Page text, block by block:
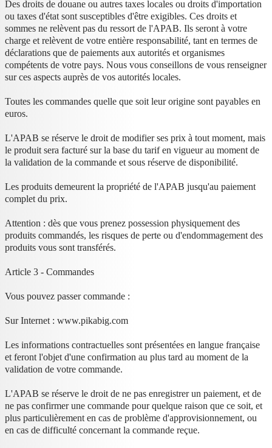
Des droits de douane ou autres taxes locales ou droits d'importation
ou taxes d'état sont susceptibles d'être exigibles. Ces droits et
sommes ne relèvent pas du ressort de l'APAB. Ils seront à votre
charge et relèvent de votre entière responsabilité, tant en termes de
déclarations que de paiements aux autorités et organismes
compétents de votre pays. Nous vous conseillons de vous renseigner
sur ces aspects auprès de vos autorités locales.
Toutes les commandes quelle que soit leur origine sont payables en
euros.
L'APAB se réserve le droit de modifier ses prix à tout moment, mais
le produit sera facturé sur la base du tarif en vigueur au moment de
la validation de la commande et sous réserve de disponibilité.
Les produits demeurent la propriété de l'APAB jusqu'au paiement
complet du prix.
Attention : dès que vous prenez possession physiquement des
produits commandés, les risques de perte ou d'endommagement des
produits vous sont transférés.
Article 3 - Commandes
Vous pouvez passer commande :
Sur Internet : www.pikabig.com
Les informations contractuelles sont présentées en langue française
et feront l'objet d'une confirmation au plus tard au moment de la
validation de votre commande.
L'APAB se réserve le droit de ne pas enregistrer un paiement, et de
ne pas confirmer une commande pour quelque raison que ce soit, et
plus particulièrement en cas de problème d'approvisionnement, ou
en cas de difficulté concernant la commande reçue.